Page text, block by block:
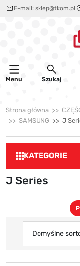
E-mail: sklep@tkom.pl
Menu Szukaj
Strona główna
SAMSUNG
J
KATEGORIE
J Series